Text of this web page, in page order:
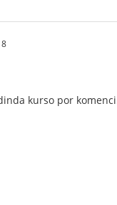
kurso por